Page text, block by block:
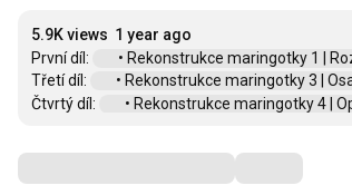
5.9K views 1 year ago
První díl:
• Rekonstrukce maringotky 1 |
Třetí díl:
• Rekonstrukce maringotky 3 |
Čtvrtý díl:
• Rekonstrukce maringotky 4 |